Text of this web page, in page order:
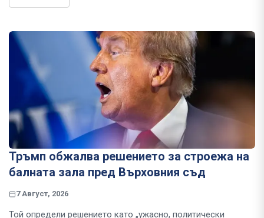
Тръмп обжалва решението за строежа на
балната зала пред Върховния съд
7 Август, 2026
Той определи решението като „ужасно, политически